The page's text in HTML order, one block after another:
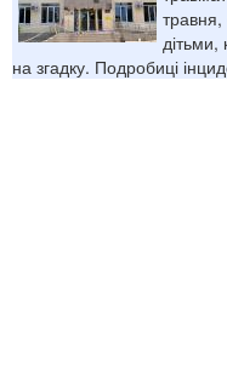
дітьми,
на згадку. Подробиці